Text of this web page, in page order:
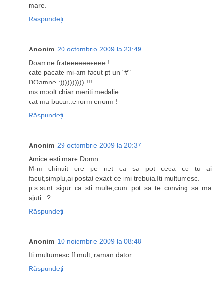
mare.
Răspundeți
Anonim 20 octombrie 2009 la 23:49
Doamne frateeeeeeeeee !
cate pacate mi-am facut pt un "#"
DOamne :)))))))))) !!!
ms moolt chiar meriti medalie....
cat ma bucur..enorm enorm !
Răspundeți
Anonim 29 octombrie 2009 la 20:37
Amice esti mare Domn...
M-m chinuit ore pe net ca sa pot ceea ce tu ai
facut,simplu,ai postat exact ce imi trebuia.Iti multumesc.
p.s.sunt sigur ca sti multe,cum pot sa te conving sa ma
ajuti...?
Răspundeți
Anonim 10 noiembrie 2009 la 08:48
Iti multumesc ff mult, raman dator
Răspundeți